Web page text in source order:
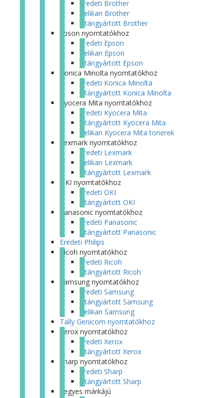
Eredeti Brother
Pelikan Brother
Utángyártott Brother
Epson nyomtatókhoz
Eredeti Epson
Pelikan Epson
Utángyártott Epson
Konica Minolta nyomtatókhoz
Eredeti Konica Minolta
Utángyártott Konica Minolta
Kyocera Mita nyomtatókhoz
Eredeti Kyocera Mita
Utángyártott Kyocera Mita
Pelikan Kyocera Mita tonerek
Lexmark nyomtatókhoz
Eredeti Lexmark
Pelikan Lexmark
Utángyártott Lexmark
OKI nyomtatókhoz
Eredeti OKI
Utángyártott OKI
Panasonic nyomtatókhoz
Eredeti Panasonic
Utángyártott Panasonic
Eredeti Philips
Ricoh nyomtatókhoz
Eredeti Ricoh
Utángyártott Ricoh
Samsung nyomtatókhoz
Eredeti Samsung
Utángyártott Samsung
Pelikan Samsung
Tally Genicom nyomtatókhoz
Xerox nyomtatókhoz
Eredeti Xerox
Utángyártott Xerox
Sharp nyomtatókhoz
Eredeti Sharp
Utángyártott Sharp
Vegyes márkájú